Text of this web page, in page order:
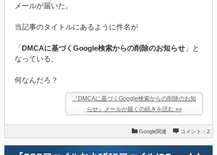
メールが届いた。
当記事のタイトルにあるように件名が
「 DMCAに基づくGoogle検索からの削除のお知らせ」と
なっている。
何なんだろ？
『DMCAに基づくGoogle検索からの削除のお知
らせ』メールが届くの続きを読む »»
Google関連 コメント：2